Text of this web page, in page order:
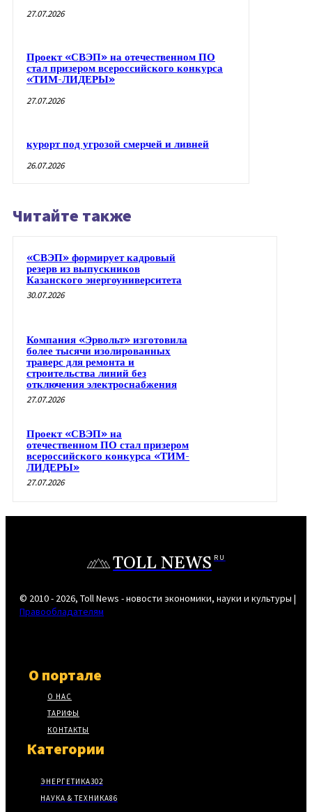
27.07.2026
Проект «СВЭП» на отечественном ПО
стал призером всероссийского конкурса
«ТИМ-ЛИДЕРЫ»
27.07.2026
курорт под угрозой смерчей и ливней
26.07.2026
Читайте также
«СВЭП» формирует кадровый
резерв из выпускников
Казанского энергоуниверситета
30.07.2026
Компания «Эрвольт» изготовила
более тысячи изолированных
траверс для ремонта и
строительства линий без
отключения электроснабжения
27.07.2026
Проект «СВЭП» на
отечественном ПО стал призером
всероссийского конкурса «ТИМ-
ЛИДЕРЫ»
27.07.2026
TOLL NEWS RU
© 2010 - 2026, Toll News - новости экономики, науки и культуры |
Правообладателям
О портале
О НАС
ТАРИФЫ
КОНТАКТЫ
Категории
ЭНЕРГЕТИКА302
НАУКА & ТЕХНИКА86